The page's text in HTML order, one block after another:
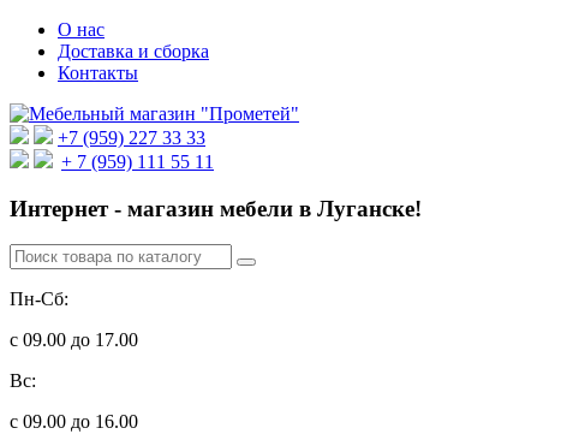
О нас
Доставка и сборка
Контакты
+7 (959) 227 33 33
+ 7 (959) 111 55 11
Интернет - магазин мебели в Луганске!
Пн-Сб:
с 09.00 до 17.00
Вс:
с 09.00 до 16.00